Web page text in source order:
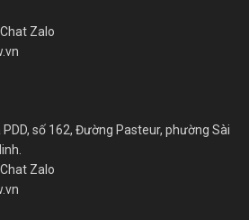
Chat Zalo
số 162, Đường Pasteur, phường Sài
Chat Zalo